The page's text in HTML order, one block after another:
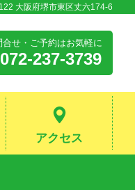
大阪府堺市東区丈六174-6
合せ・ご予約はお気軽に
072-237-3739
アクセス